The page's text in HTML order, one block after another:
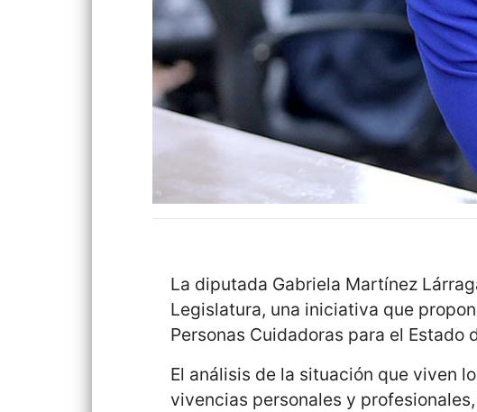
La diputada Gabriela Martínez
Legislatura, una iniciativa que
Personas Cuidadoras para el Estado
El análisis de la situación que viven
vivencias personales y